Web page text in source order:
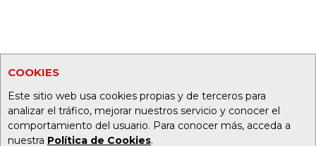
COOKIES
Este sitio web usa cookies propias y de terceros para
analizar el tráfico, mejorar nuestros servicio y conocer el
comportamiento del usuario. Para conocer más, acceda a
nuestra Política de Cookies.